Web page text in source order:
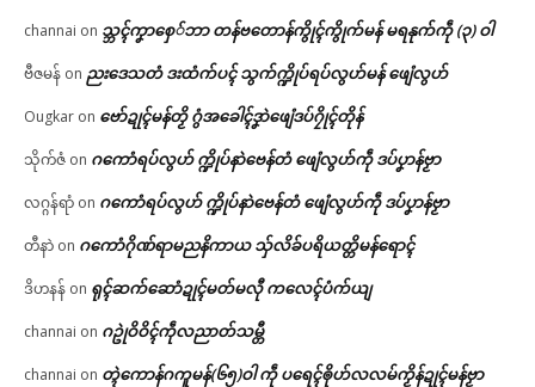
channai on သ္ဘၚ်ကၞာစှေ်ဘာ တန်ဗတောန်ကွိုၚ်ကွိုက်မန် မရနုက်ကဵု (၃) ဝါ
ဗီဇမန် on ညးဒေသတံ ဒးထံက်ပၚ် သွက်က္ဍိုပ်ရပ်လွဟ်မန် ဖျေံလွဟ်
Ougkar on ဗော်ဍုၚ်မန်တၟိ ဂွံအခေါၚ်ဒၞာဲဖျေံဒပ်ဂၠိုၚ်တိုန်
သိုက်ဇံ on ဂကောံရပ်လွဟ် က္ဍိုပ်နာဲဗေန်တံ ဖျေံလွဟ်ကဵု ဒပ်ပၞာန်ဗၟာ
လဂ္ဂန်ရာံ on ဂကောံရပ်လွဟ် က္ဍိုပ်နာဲဗေန်တံ ဖျေံလွဟ်ကဵု ဒပ်ပၞာန်ဗၟာ
တီနာဲ on ဂကောံဂိုဏ်ရာမညနိကာယ သှ်လိခ်ပရိယတ္တိမန်ရောၚ်
ဒိဟနန် on ရုၚ်ဆက်ဆောံဍုၚ်မတ်မလီု ကလေၚ်ပံက်ယျ
channai on ဂဥုဲဝိဝိၚ်ကဵုလညာတ်သမ္တီ
channai on တ္ၚဲကောန်ဂကူမန်(၆၅)ဝါ ကဵု ပရေၚ်ၜိုဟ်လလမ်ကၟိန်ဍုၚ်မန်ဗၟာ